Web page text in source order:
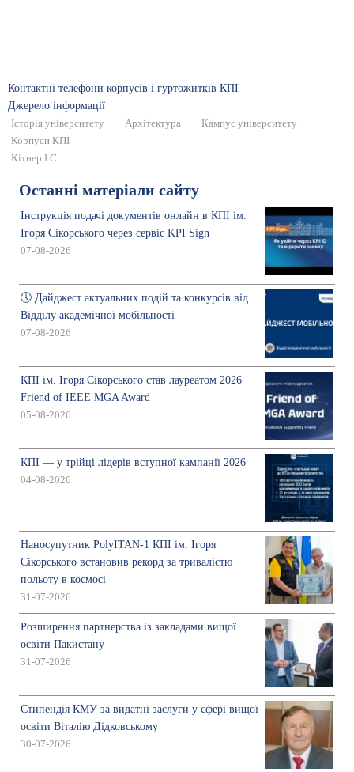
Контактні телефони корпусів і гуртожитків КПІ
Джерело інформації
Історія університету Архітектура
Кампус університету
Корпуси КПІ
Кітнер І.С.
Останні матеріали сайту
Інструкція подачі документів онлайн в КПІ ім.
Ігоря Сікорського через сервіс KPI Sign
07-08-2026
🕔 Дайджест актуальних подій та конкурсів від
Відділу академічної мобільності
07-08-2026
КПІ ім. Ігоря Сікорського став лауреатом 2026
Friend of IEEE MGA Award
05-08-2026
КПІ — у трійці лідерів вступної кампанії 2026
04-08-2026
Наносупутник PolyITAN-1 КПІ ім. Ігоря
Сікорського встановив рекорд за тривалістю
польоту в космосі
31-07-2026
Розширення партнерства із закладами вищої
освіти Пакистану
31-07-2026
Стипендія КМУ за видатні заслуги у сфері вищої
освіти Віталію Дідковському
30-07-2026